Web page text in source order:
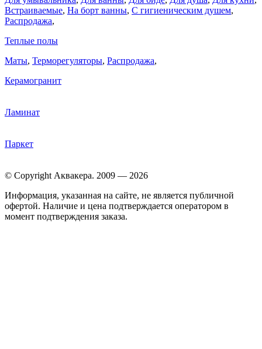
Встраиваемые, На борт ванны, C гигиеническим душем,
Распродажа,
Теплые полы
Маты, Терморегуляторы, Распродажа,
Керамогранит
Ламинат
Паркет
© Copyright Аквакера. 2009 — 2026
Информация, указанная на сайте, не является публичной
офертой. Наличие и цена подтверждается оператором в
момент подтверждения заказа.